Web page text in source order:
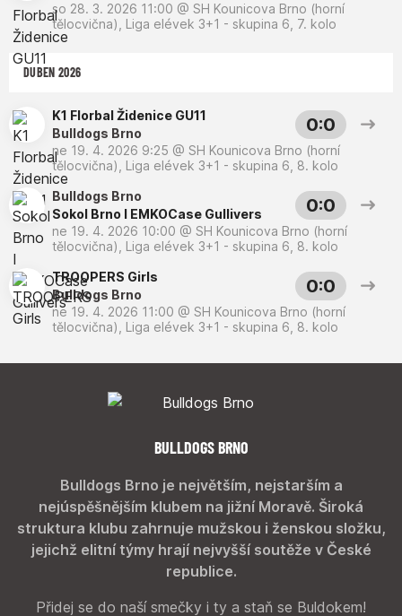
so 28. 3. 2026 11:00 @ SH Kounicova Brno (horní
tělocvična)
Liga elévek 3+1 - skupina 6, 7. kolo
DUBEN 2026
K1 Florbal Židenice GU11
Bulldogs Brno
0:0
ne 19. 4. 2026 9:25 @ SH Kounicova Brno (horní
tělocvična)
Liga elévek 3+1 - skupina 6, 8. kolo
Bulldogs Brno
Sokol Brno I EMKOCase Gullivers
0:0
ne 19. 4. 2026 10:00 @ SH Kounicova Brno (horní
tělocvična)
Liga elévek 3+1 - skupina 6, 8. kolo
TROOPERS Girls
Bulldogs Brno
0:0
ne 19. 4. 2026 11:00 @ SH Kounicova Brno (horní
tělocvična)
Liga elévek 3+1 - skupina 6, 8. kolo
BULLDOGS BRNO
Bulldogs Brno je největším, nejstarším a
nejúspěšnějším klubem na jižní Moravě. Široká
struktura klubu zahrnuje mužskou i ženskou složku,
jejichž elitní týmy hrají nejvyšší soutěže v České
republice.
Přidej se do naší smečky i ty a staň se Buldokem!